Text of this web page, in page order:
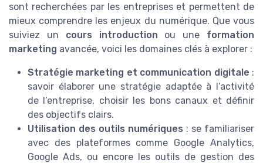
sont recherchées par les entreprises et permettent de
mieux comprendre les enjeux du numérique. Que vous
suiviez un cours introduction ou une formation
marketing avancée, voici les domaines clés à explorer :
Stratégie marketing et communication digitale :
savoir élaborer une stratégie adaptée à l’activité
de l’entreprise, choisir les bons canaux et définir
des objectifs clairs.
Utilisation des outils numériques : se familiariser
avec des plateformes comme Google Analytics,
Google Ads, ou encore les outils de gestion des